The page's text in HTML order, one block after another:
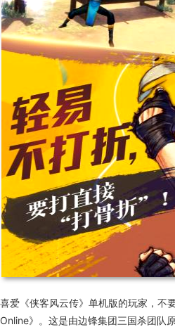
喜爱《侠客风云传》单机版的玩家，不
Online》。这是由边锋集团三国杀团队